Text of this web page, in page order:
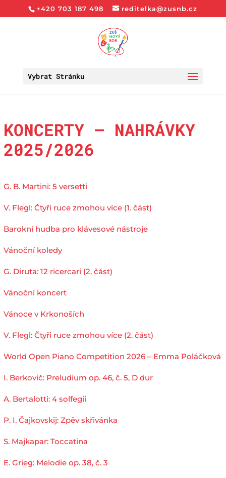
+420 703 187 498 reditelka@zusnb.cz
Vybrat Stránku
KONCERTY – NAHRÁVKY
2025/2026
G. B. Martini: 5 versetti
V. Flegl: Čtyři ruce zmohou více (1. část)
Barokní hudba pro klávesové nástroje
Vánoční koledy
G. Diruta: 12 ricercari (2. část)
Vánoční koncert
Vánoce v Krkonoších
V. Flegl: Čtyři ruce zmohou více (2. část)
World Open Piano Competition 2026 – Emma Poláčková
I. Berkovič: Preludium op. 46, č. 5, D dur
A. Bertalotti: 4 solfegii
P. I. Čajkovskij: Zpěv skřivánka
S. Majkapar: Toccatina
E. Grieg: Melodie op. 38, č. 3